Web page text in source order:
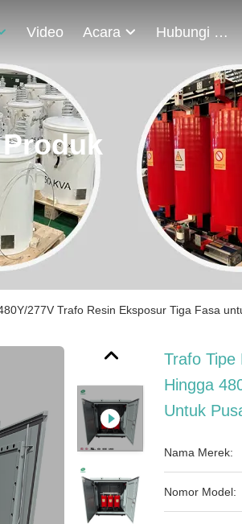
Video Acara Hubungi Kami
277V Trafo Resin Eksposur Tiga Fasa
Trafo Tipe
Hingga
Untuk
Nama Merek:
Nomor Model: